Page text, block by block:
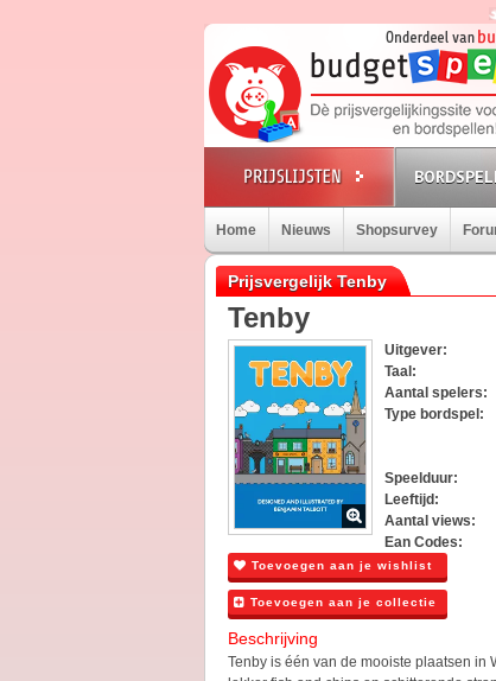
Home Nieuws Shopsurvey
Prijsvergelijk Tenby
Tenby
Uitgever:
Taal:
Aantal spelers:
Type bordspel:
Speelduur:
Leeftijd:
Aantal views:
Ean Codes:
Toevoegen aan je wishlist
Toevoegen aan je collectie
Beschrijving
Tenby is één van de mooiste plaatsen in